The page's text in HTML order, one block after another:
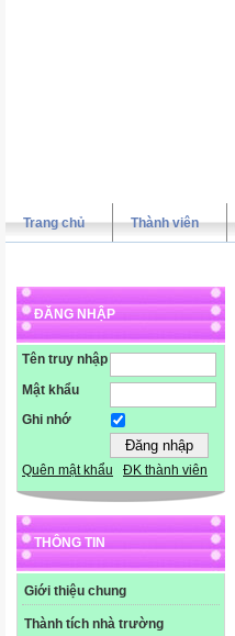
Trang chủ Thành viên
ĐĂNG NHẬP
Tên truy nhập
Mật khẩu
Ghi nhớ
Quên mật khẩu ĐK thành viên
THÔNG TIN
Giới thiệu chung
Thành tích nhà trường